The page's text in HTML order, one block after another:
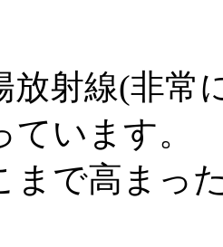
放射線(非常
ています。
まで高まっ